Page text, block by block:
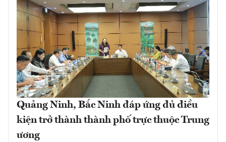
Quảng Ninh, Bắc Ninh đáp ứng đủ điều
kiện trở thành thành phố trực thuộc Trung
ương